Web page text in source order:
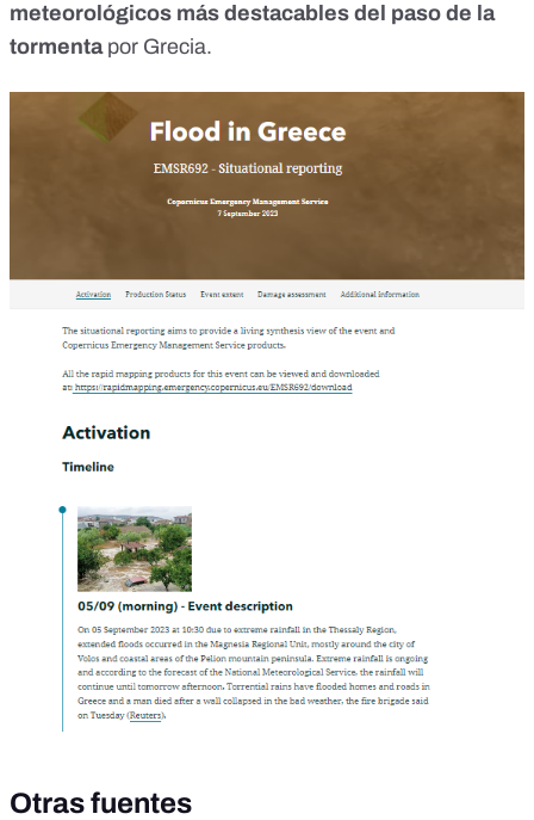
meteorológicos más destacables del paso de la
tormentapor Grecia.
Otras fuentes